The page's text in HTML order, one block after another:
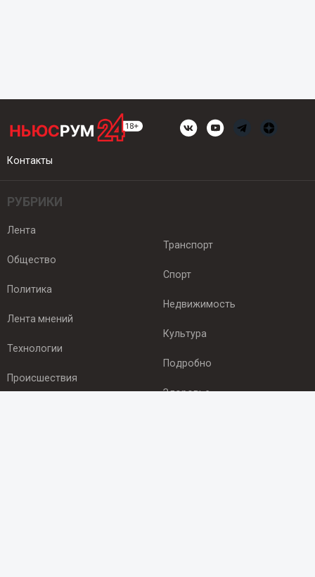
Контакты
РУБРИКИ
Лента
Общество
Политика
Лента мнений
Технологии
Происшествия
Транспорт
Спорт
Недвижимость
Культура
Подробно
Здоровье